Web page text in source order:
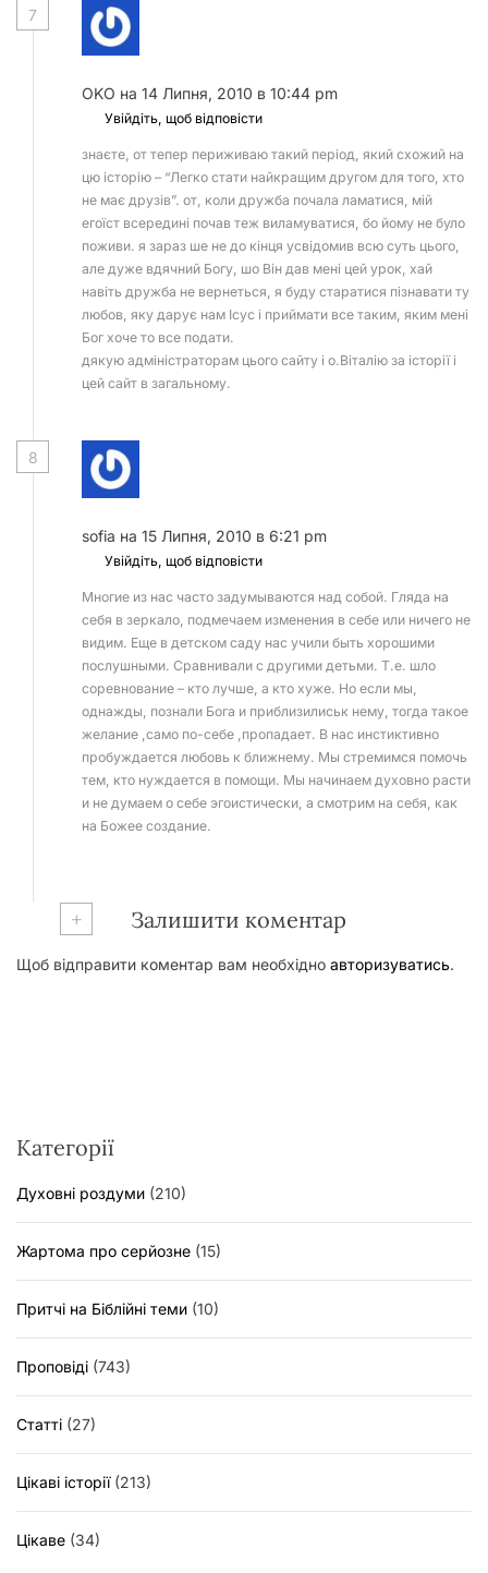
7
OKO на 14 Липня, 2010 в 10:44 pm
Увійдіть, щоб відповісти
знаєте, от тепер периживаю такий період, який схожий на
цю історію – “Легко стати найкращим другом для того, хто
не має друзів”. от, коли дружба почала ламатися, мій
егоїст всередині почав теж виламуватися, бо йому не було
поживи. я зараз ше не до кінця усвідомив всю суть цього,
але дуже вдячний Богу, шо Він дав мені цей урок, хай
навіть дружба не вернеться, я буду старатися пізнавати ту
любов, яку дарує нам Ісус і приймати все таким, яким мені
Бог хоче то все подати.
дякую адміністраторам цього сайту і о.Віталію за історії і
цей сайт в загальному.
8
sofia на 15 Липня, 2010 в 6:21 pm
Увійдіть, щоб відповісти
Многие из нас часто задумываются над собой. Гляда на
себя в зеркало, подмечаем изменения в себе или ничего не
видим. Еще в детском саду нас учили быть хорошими
послушными. Сравнивали с другими детьми. Т.е. шло
соревнование – кто лучше, а кто хуже. Но если мы,
однажды, познали Бога и приблизилиськ нему, тогда такое
желание ,само по-себе ,пропадает. В нас инстиктивно
пробуждается любовь к ближнему. Мы стремимся помочь
тем, кто нуждается в помощи. Мы начинаем духовно расти
и не думаем о себе эгоистически, а смотрим на себя, как
на Божее создание.
+ Залишити коментар
Щоб відправити коментар вам необхідно авторизуватись.
Категорії
Духовні роздуми (210)
Жартома про серйозне (15)
Притчі на Біблійні теми (10)
Проповіді (743)
Статті (27)
Цікаві історії(213)
Цікаве (34)